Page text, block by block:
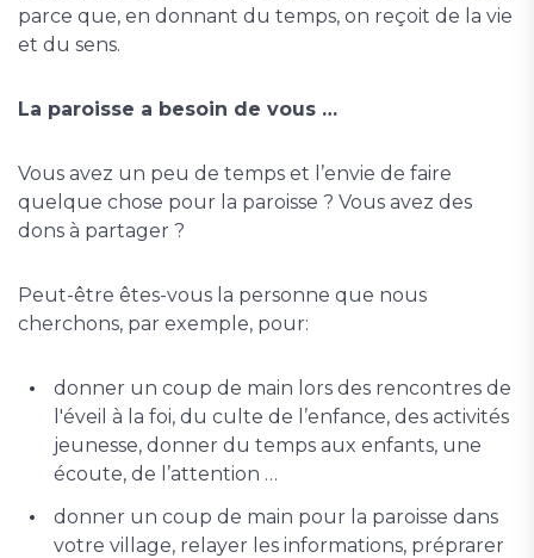
parce que, en donnant du temps, on reçoit de la vie
et du sens.
La paroisse a besoin de vous …
Vous avez un peu de temps et l’envie de faire
quelque chose pour la paroisse ? Vous avez des
dons à partager ?
Peut-être êtes-vous la personne que nous
cherchons, par exemple, pour:
donner un coup de main lors des rencontres de
l'éveil à la foi, du culte de l’enfance, des activités
jeunesse, donner du temps aux enfants, une
écoute, de l’attention …
donner un coup de main pour la paroisse dans
votre village, relayer les informations, préprarer